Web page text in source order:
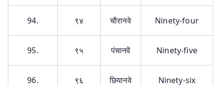
94. ९४ चौरानवे Ninety-four
95. ९५ पंचानवें Ninety-five
96. ९६ छियानवे Ninety-six